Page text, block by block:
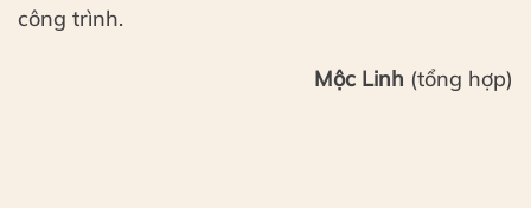
công trình.
Mộc Linh (tổng hợp)